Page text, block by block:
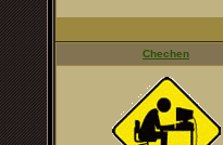
Chechen